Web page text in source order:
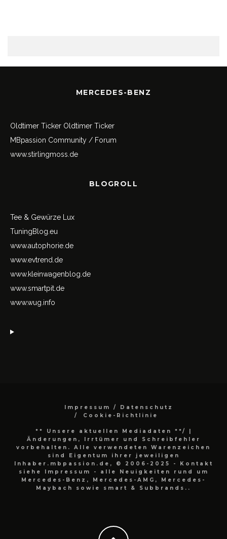
MERCEDES-BENZ
Oldtimer Ticker Oldtimer Ticker
MBpassion Community / Forum
www.stirlingmoss.de
BLOGROLL
Tee & Gewürze Lux
TuningBlog.eu
www.autophorie.de
www.evtrend.de
www.kleinwagenblog.de
www.smartpit.de
www.wug.info
Impressum / Datenschutz
Cookie-Richtlinie
** Unsere aktuellen Mediadaten **/
|
Änderungen, Irrtümer und Schreibfehler
vorbehalten. Alle verwendeten Warenzeichen
sind Eigentum ihrer jeweiligen
Inhaber.mbpassion.de, © 2006-2025 - Kontakt
siehe Impressum - alle Neuigkeiten rund um
Mercedes-Benz, Mercedes-AMG, Mercedes-
Maybach sowie smart & Subbrands..